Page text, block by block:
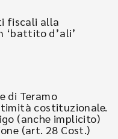
fiscali alla
‘battito d’ali’
di Teramo
costituzionale.
(anche implicito)
(art. 28 Cost.)